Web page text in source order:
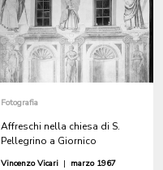
Fotografia
Affreschi nella chiesa di S.
Pellegrino a Giornico
Vincenzo Vicari | marzo 1967